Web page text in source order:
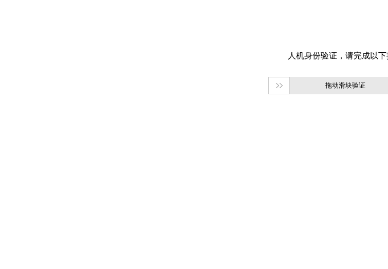
拖动滑块验证